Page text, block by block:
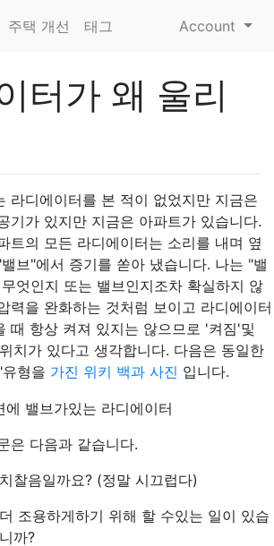
주택 개선 태그 Account
터가 왜 울리
라디에이터를 본 적이 없었지만 지금은
기가 있지만 지금은 아파트가 있습니다.
트의 모든 라디에이터는 소리를 내며 옆
브"에서 증기를 쏟아 냈습니다. 나는 "밸
무엇인지 또는 밸브인지조차 확실하지 않
력을 완화하는 것처럼 보이고 라디에이터
때 항상 켜져 있지는 않으므로 '켜짐'및
치가 있다고 생각합니다. 다음은 동일한
형을 가진 위키 백과 사진 입니다.
은 다음과 같습니다.
치찰음일까요? (정말 시끄럽다)
더 조용하게하기 위해 할 수있는 일이 있습
니까?